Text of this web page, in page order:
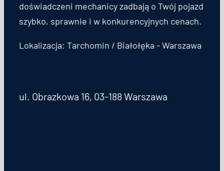
doświadczeni mechanicy zadbają o Twój pojazd
szybko, sprawnie i w konkurencyjnych cenach.
Lokalizacja: Tarchomin / Białołęka - Warszawa
ul. Obrazkowa 16, 03-188 Warszawa